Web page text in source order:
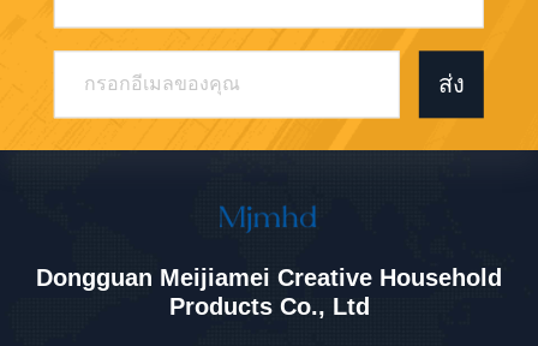
ส่ง
Dongguan Meijiamei Creative Household
Products Co., Ltd